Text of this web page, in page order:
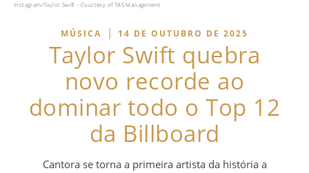
Instagram/Taylor Swift - Courtesy of TAS Management
MÚSICA | 14 DE OUTUBRO DE 2025
Taylor Swift quebra
novo recorde ao
dominar todo o Top 12
da Billboard
Cantora se torna a primeira artista da história a